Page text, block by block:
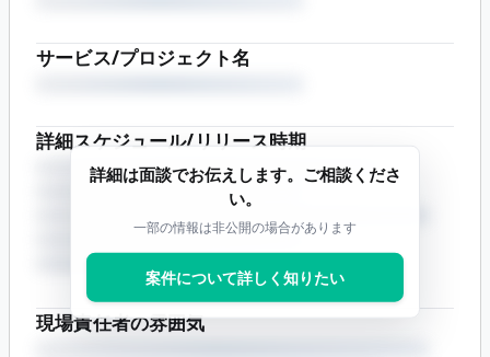
サービス/プロジェクト名
詳細スケジュール/リリース時期
現場責任者の雰囲気
詳細は面談でお伝えします。ご相談くださ
い。
一部の情報は非公開の場合があります
案件について詳しく知りたい